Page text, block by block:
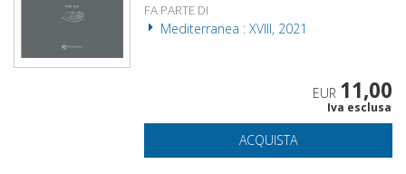
FA PARTE DI
Mediterranea : XVIII, 2021
EUR 11,00
Iva esclusa
ACQUISTA